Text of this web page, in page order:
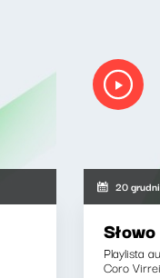
20
Playlista
Coro